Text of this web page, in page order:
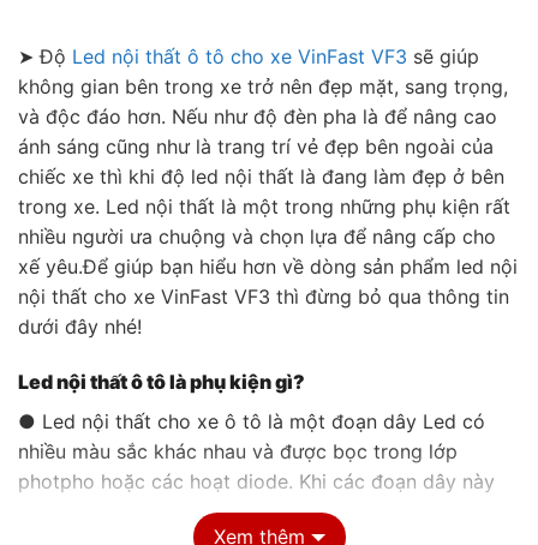
➤ Độ Led nội thất ô tô cho xe VinFast VF3 sẽ giúp
không gian bên trong xe trở nên đẹp mặt, sang trọng,
và độc đáo hơn. Nếu như độ đèn pha là để nâng cao
ánh sáng cũng như là trang trí vẻ đẹp bên ngoài của
chiếc xe thì khi độ led nội thất là đang làm đẹp ở bên
trong xe. Led nội thất là một trong những phụ kiện rất
nhiều người ưa chuộng và chọn lựa để nâng cấp cho
xế yêu.Để giúp bạn hiểu hơn về dòng sản phẩm led nội
nội thất cho xe VinFast VF3 thì đừng bỏ qua thông tin
dưới đây nhé!
Led nội thất ô tô là phụ kiện gì?
● Led nội thất cho xe ô tô là một đoạn dây Led có
nhiều màu sắc khác nhau và được bọc trong lớp
photpho hoặc các hoạt diode. Khi các đoạn dây này
được kết nối với dòng điện thì nó sẽ phát ra ánh sáng
Xem thêm